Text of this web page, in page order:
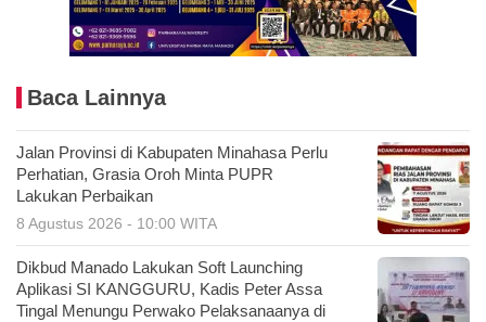
Baca Lainnya
Jalan Provinsi di Kabupaten Minahasa Perlu
Perhatian, Grasia Oroh Minta PUPR
Lakukan Perbaikan
8 Agustus 2026 - 10:00 WITA
Dikbud Manado Lakukan Soft Launching
Aplikasi SI KANGGURU, Kadis Peter Assa
Tingal Menungu Perwako Pelaksanaanya di